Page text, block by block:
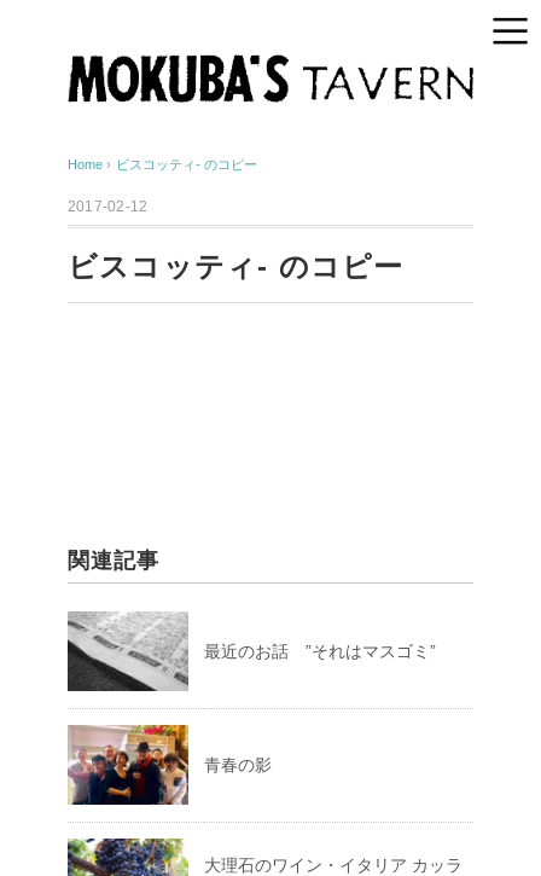
Home › ビスコッティ- のコピー
2017-02-12
ビスコッティ- のコピー
関連記事
最近のお話 ”それはマスゴミ”
青春の影
大理石のワイン・イタリア カッラ